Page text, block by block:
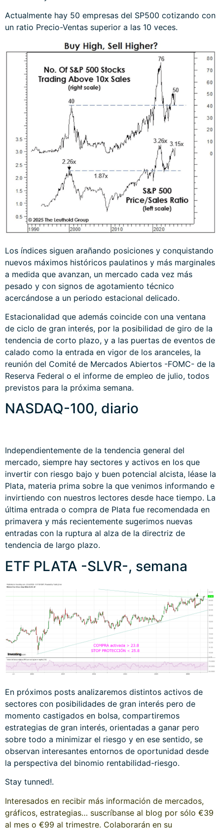
Actualmente hay 50 empresas del SP500 cotizando con
un ratio Precio-Ventas superior a las 10 veces.
Los índices siguen arañando posiciones y conquistando
nuevos máximos históricos paulatinos y más marginales
a medida que avanzan, un mercado cada vez más
pesado y con signos de agotamiento técnico
acercándose a un periodo estacional delicado.
Estacionalidad que además coincide con una ventana
de ciclo de gran interés, por la posibilidad de giro de la
tendencia de corto plazo, y a las puertas de eventos de
calado como la entrada en vigor de los aranceles, la
reunión del Comité de Mercados Abiertos -FOMC- de la
Reserva Federal o el informe de empleo de julio, todos
previstos para la próxima semana.
NASDAQ-100, diario
Independientemente de la tendencia general del
mercado, siempre hay sectores y activos en los que
invertir con riesgo bajo y buen potencial alcista, léase la
Plata, materia prima sobre la que venimos informando e
invirtiendo con nuestros lectores desde hace tiempo. La
última entrada o compra de Plata fue recomendada en
primavera y más recientemente sugerimos nuevas
entradas con la ruptura al alza de la directriz de
tendencia de largo plazo.
ETF PLATA -SLVR-, semana
En próximos posts analizaremos distintos activos de
sectores con posibilidades de gran interés pero de
momento castigados en bolsa, compartiremos
estrategias de gran interés, orientadas a ganar pero
sobre todo a minimizar el riesgo y en ese sentido, se
observan interesantes entornos de oportunidad desde
la perspectiva del binomio rentabilidad-riesgo.
Stay tunned!.
Interesados en recibir más información de mercados,
gráficos, estrategias… suscríbanse al blog por sólo €39
al mes o €99 al trimestre. Colaborarán en su